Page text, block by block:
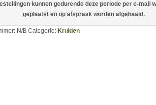
kunnen gedurende deze periode per e-mail
geplaatst en op afspraak worden afgehaald.
N/B Categorie: Kruiden